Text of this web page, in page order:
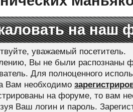
на наш
уважаемый посетитель.
Вы не были распознаны
Для полноценного
Вам необходимо
на форуме, то вам
Ваш логин и пароль.